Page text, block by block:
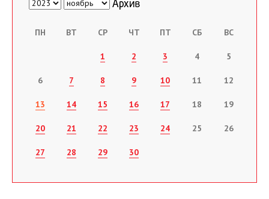
ПН ВТ СР ЧТ ПТ СБ ВС
1 2 3 4 5
6 7 8 9 10 11 12
13 14 15 16 17 18 19
20 21 22 23 24 25 26
27 28 29 30